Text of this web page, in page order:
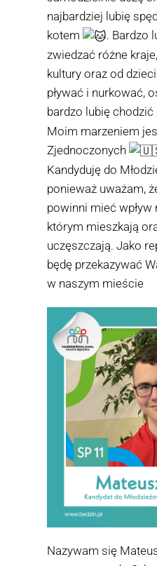
najbardziej lubię
kotem
. Bardzo
zwiedzać różne
kultury oraz od
pływać i nurkować,
bardzo lubię chodzić
Moim marzeniem
Zjednoczonych
Kandyduję do
ponieważ uważam,
powinni mieć wpływ
którym mieszkają
uczęszczają. Jako
będę przekazywać
w naszym mieście
Nazywam się